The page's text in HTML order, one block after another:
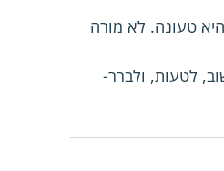
טעונה. לא מורה
לטעות, ולברר-